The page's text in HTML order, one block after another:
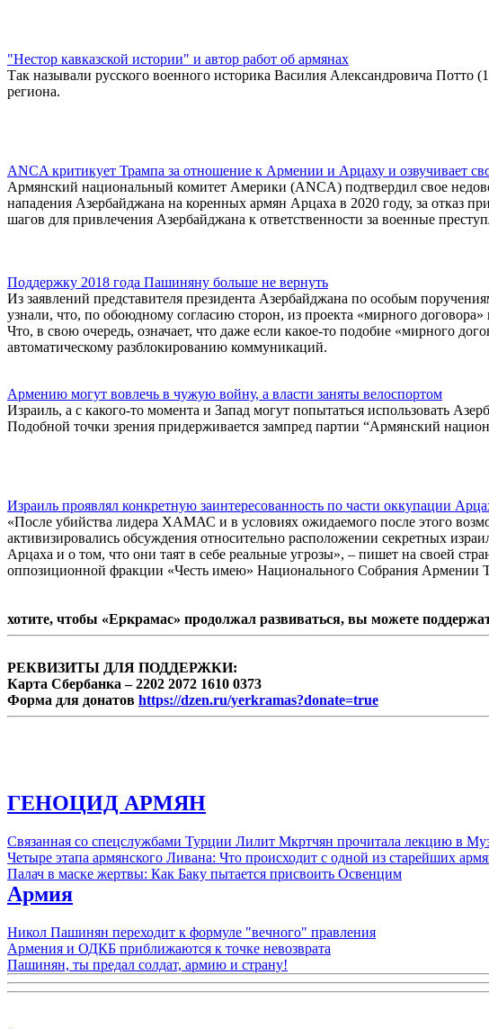
"Нестор кавказской истории" и автор работ об армянах
Так называли русского военного историка Василия Александровича Потто
региона.
ANCA критикует Трампа за отношение к Армении и Арцаху и озвучивает
Армянский национальный комитет Америки (ANCA) подтвердил свое
нападения Азербайджана на коренных армян Арцаха в 2020 году, за отказ
шагов для привлечения Азербайджана к ответственности за военные
Поддержку 2018 года Пашиняну больше не вернуть
Из заявлений представителя президента Азербайджана по особым
узнали, что, по обоюдному согласию сторон, из проекта «мирного
Что, в свою очередь, означает, что даже если какое-то подобие «мирного
автоматическому разблокированию коммуникаций.
Армению могут вовлечь в чужую войну, а власти заняты велоспортом
Израиль, а с какого-то момента и Запад могут попытаться использовать
Подобной точки зрения придерживается зампред партии “Армянский
Израиль проявлял конкретную заинтересованность по части оккупации
«После убийства лидера ХАМАС и в условиях ожидаемого после этого
активизировались обсуждения относительно расположении секретных
Арцаха и о том, что они таят в себе реальные угрозы», – пишет на своей
оппозиционной фракции «Честь имею» Национального Собрания Армении
хотите, чтобы «Еркрамас» продолжал развиваться, вы можете
РЕКВИЗИТЫ ДЛЯ ПОДДЕРЖКИ:
Карта Сбербанка – 2202 2072 1610 0373
Форма для донатов https://dzen.ru/yerkramas?donate=true
ГЕНОЦИД АРМЯН
Связанная со спецслужбами Турции Лилит Мкртчян прочитала лекцию в
Четыре этапа армянского Ливана: Что происходит с одной из старейших
Палач в маске жертвы: Как Баку пытается присвоить Освенцим
Армия
Никол Пашинян переходит к формуле "вечного" правления
Армения и ОДКБ приближаются к точке невозврата
Пашинян, ты предал солдат, армию и страну!